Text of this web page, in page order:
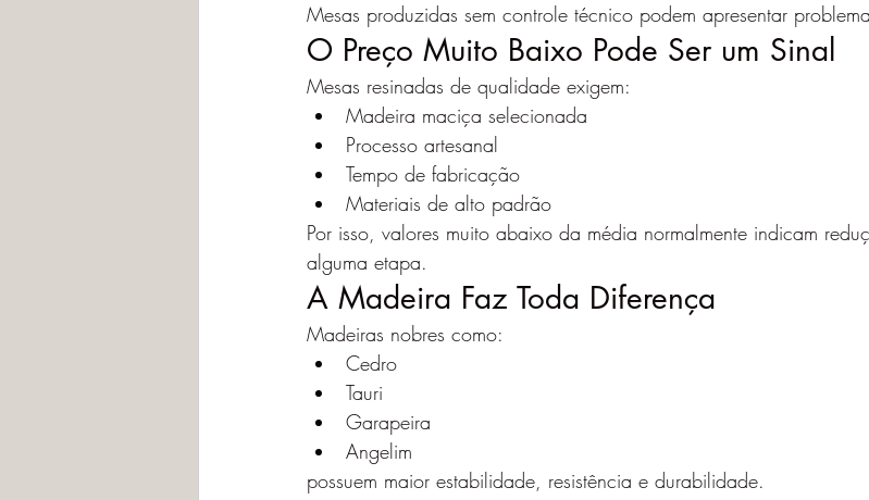
Mesas produzidas sem controle técnico podem apresentar
O Preço Muito Baixo Pode Ser um Sinal
Mesas resinadas de qualidade exigem:
Madeira maciça selecionada
Processo artesanal
Tempo de fabricação
Materiais de alto padrão
Por isso, valores muito abaixo da média normalmente indicam
alguma etapa.
A Madeira Faz Toda Diferença
Madeiras nobres como:
Cedro
Tauri
Garapeira
Angelim
possuem maior estabilidade, resistência e durabilidade.